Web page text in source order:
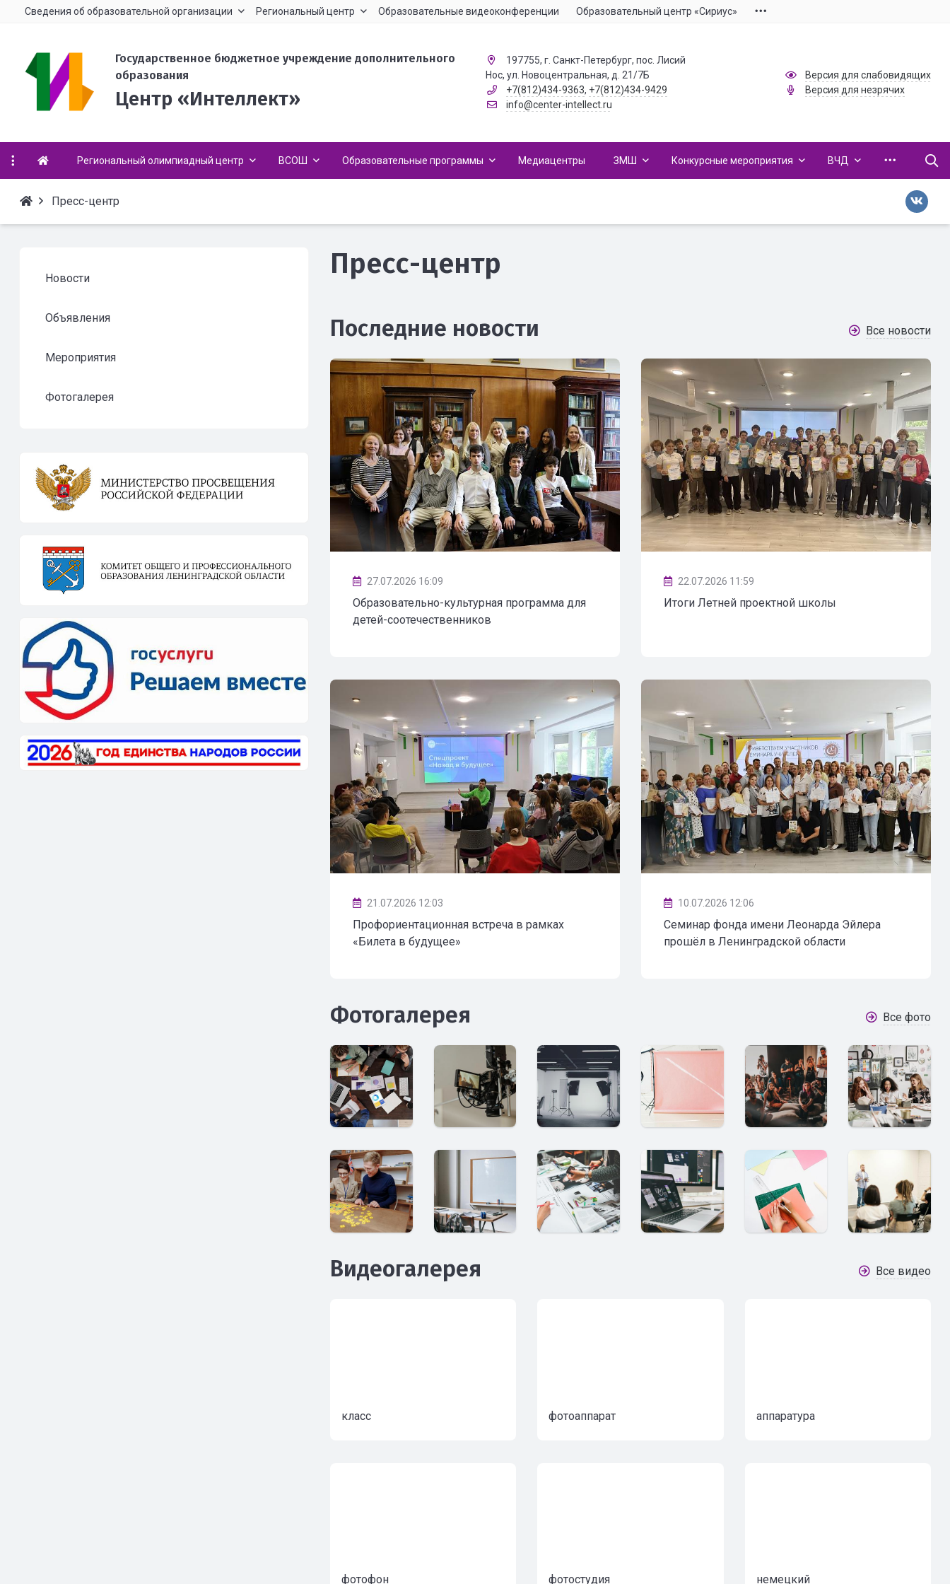
Сведения об образовательной организации Региональный центр Образовательные видеоконференции Образовательный центр «Сириус»
Государственное бюджетное учреждение дополнительного
образования
Центр «Интеллект»
197755, г. Санкт-Петербург, пос. Лисий
Нос, ул. Новоцентральная, д. 21/7Б
+7(812)434-9363, +7(812)434-9429
info@center-intellect.ru
Версия для слабовидящих
Версия для незрячих
Региональный олимпиадный центр ВСОШ Образовательные программы Медиацентры ЗМШ Конкурсные мероприятия ВЧД
Пресс-центр
Новости
Объявления
Мероприятия
Фотогалерея
Пресс-центр
Последние новости Все новости
27.07.2026 16:09
Образовательно-культурная программа для
детей-соотечественников
22.07.2026 11:59
Итоги Летней проектной школы
21.07.2026 12:03
Профориентационная встреча в рамках
«Билета в будущее»
10.07.2026 12:06
Семинар фонда имени Леонарда Эйлера
прошёл в Ленинградской области
Фотогалерея Все фото
Видеогалерея Все видео
класс фотоаппарат аппаратура
фотофон фотостудия немецкий